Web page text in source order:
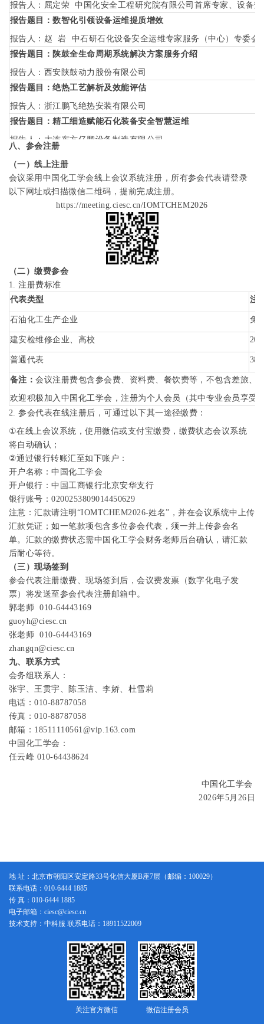
报告人：屈定荣
中国化安全工程研究院有限公司首席专家、设备
报告题目：数智化引领设备运维提质增效
报告人：赵 岩 中石研石化设备安全运维专家服务（中心）专委会
报告题目：陕鼓全生命周期系统解决方案服务介绍
报告人： 西安陕鼓动力股份有限公司
报告题目：绝热工艺解析及效能评估
报告人：浙江鹏飞绝热安装有限公司
报告题目：精工细造赋能石化装备安全智慧运维
报告人：大连东方亿鹏设备制造有限公司
报告人：段永锋 中石化炼化工程集团洛阳技术研发中心总工程师
报告题目：大修管理专业化服务的现状与发展
报告人：上海安恪技术股份有限公司
报告题目：基于设备服役状态预测的预防性维护策略
青海民族大学化学化工学院（曾任天津大学化工
报告题目：降低泄漏与失效风险：机械密封隔离液解决方案分享
报告人：克鲁勃润滑剂（上海）有限公司
报告题目：螺杆筒体国产化助力大型挤压造粒机长周期平稳运行
报告题目：AI赋能石化装置智能防腐：从精准预测到科学检修的实
报告人：刘小辉
中国石油化工集团公司首批高级专家、中国石化
报告题目：设备智能监测发展展望
报告人：李迎丽 中国石油天然气集团有限公司设备专家
报告人：西安国联质量检测技术股份有限公司
报告人：陕西新兴热喷涂技术有限责任公司
报告题目：石化关键装备智能监测检测与事故防控技术
报告人：王 峰 北京化工大学机电工程学院教授，国家危险化学
报告题目：待定
报告人：待 定
中石油兰州石化榆林化工有限公司
报告题目：石化化工装置零泄漏密封、高效密封技术以及密封状态
报告人：孟 剑 中国石化青岛炼化公司正高级工程师/ 高级专家
报告题目：炼化装置工艺防腐蚀技术研究
报告人：佘 锋 中国石化工程建设公司正高级工程师/专业副总
报告题目：数字化转型下的转动设备智慧运维与检维修
报告人：王红超
山东东明石化集团有限公司炼化公司设备经理
报告题目：实时优化技术在炼油化工多单元协调优化及关键设备智
报告人：赵
报告题目：ZERUST
报告人：北美防锈技术
报告题目： AI驱动TSI‑PHM融合技术与石化机组智慧运维实践
报告人：重庆川仪自动化股份有限公司
报告题目：再电气化驱动石化设备升级路
报告人：谢国学
报告题目：双碳目标下化工设备的一些绿色节能技术
中国石油中国寰球工程有限公司北京分公司正高
报告题目：光弘科技声学成像技术在石化行业气体泄漏监测中的应
报告题目：设备润滑管理内容
报告人：马 彦
中石研石化设备安全运维专家服务（中心）专委
报告题目：炼化装置停工大检修标准化实践
报告人：李家鹏
中海石油宁波大榭石化有限公司机械动力部高级
报告题目：压缩机汽改电与行星齿轮调速技术
报告人：哈尔滨广瀚动力传动有限公司
报告题目：能源行业输电-电缆事故与安全防护措施应用分析及建议
报告人：广东安诺新材料科技有限公司
报告题目：石化电气化率提升有效途径
中石化节能技术服务有限公司高级工程师
八、参会注册
（一）线上注册
会议采用中国化工学会线上会议系统注册，所有参会代表请登录
以下网址或扫描微信二维码，提前完成注册。
https://meeting.ciesc.cn/IOMTCHEM2026
（二）缴费参会
1.注册费标准
代表类型
注
石油化工生产企业 免
建安检维修企业、高校
普通代表
备注：会议注册费包含参会费、资料费、餐饮费等，不包含差旅、
欢迎积极加入中国化工学会，注册为个人会员（其中专业会员享受
2.参会代表在线注册后，可通过以下其一途径缴费：
①在线上会议系统，使用微信或支付宝缴费，缴费状态会议系统
将自动确认；
②通过银行转账汇至如下账户：
开户名称：中国化工学会
开户银行：中国工商银行北京安华支行
银行账号：0200253809014450629
注意：汇款请注明 “IOMTCHEM2026-姓名” ，并在会议系统中上传
汇款凭证；如一笔款项包含多位参会代表，须一并上传参会名
单。汇款的缴费状态需中国化工学会财务老师后台确认，请汇款
后耐心等待。
（三）现场签到
参会代表注册缴费、现场签到后，会议费发票（数字化电子发
票）将发送至参会代表注册邮箱中。
郭老师010-64443169
guoyh@ciesc.cn
张老师010-64443169
zhangqn@ciesc.cn
九、联系方式
会务组联系人：
张宇、 王贯宇、
陈玉洁、李娇、杜雪莉
电话：010-88787058
传真：010-88787058
邮箱： 18511110561@vip.163.com
中国化工学会：
任云峰 010-64438624
中国化工学会
2026年5月 26 日
地 址：北京市朝阳区安定路33号化信大厦B座7层（邮编：100029）
联系电话：010-6444 1885
传 真：010-6444 1885
电子邮箱：ciesc@ciesc.cn
技术支持：中科服 联系电话：18911522009
关注官方微信 微信注册会员